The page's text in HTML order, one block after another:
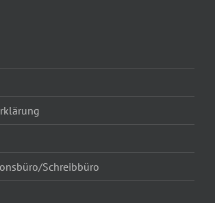
Schreibbüro